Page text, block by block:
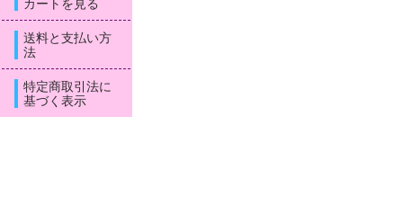
カートを見る
送料と支払い方
法
特定商取引法に
基づく表示